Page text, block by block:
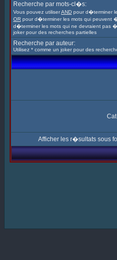
Recherche par mots-cl�s:
Vous pouvez utiliserAND pour d�terminer
OR pour d�terminer les mots qui
d�terminer les mots qui ne devraient pas
joker pour des recherches partielles
Recherche par auteur:
Utilisez * comme un joker pour des
Afficher les r�sultats sous